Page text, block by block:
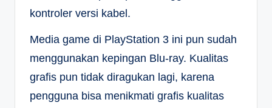
kontroler versi kabel.
Media game di PlayStation 3 ini pun sudah
menggunakan kepingan Blu-ray. Kualitas
grafis pun tidak diragukan lagi, karena
pengguna bisa menikmati grafis kualitas